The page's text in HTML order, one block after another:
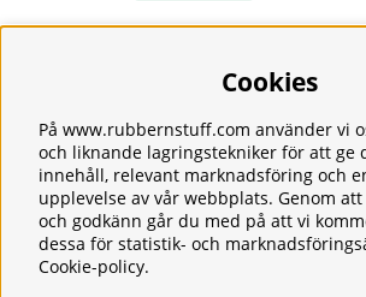
Frakt
Integritetspolicy
Kontakt
Kundservice
Köpvillkor
Tjänster
Om oss
Cookies
På www.rubbernstuff.com använder vi
och liknande lagringstekniker för att ge
innehåll, relevant marknadsföring och
upplevelse av vår webbplats. Genom
och godkänn går du med på att vi
dessa för statistik- och
Cookie-policy.